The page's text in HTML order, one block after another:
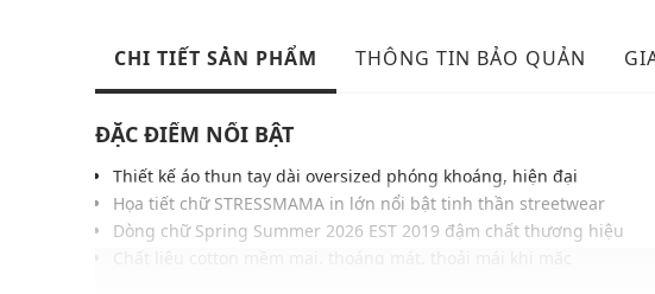
CHI TIẾT SẢN PHẨM THÔNG TIN BẢO QUẢN
ĐẶC ĐIỂM NỔI BẬT
Thiết kế áo thun tay dài oversized phóng khoáng, hiện đại
Họa tiết chữ STRESSMAMA in lớn nổi bật tinh thần streetwear
Dòng chữ Spring Summer 2026 EST 2019 đậm chất thương hiệu